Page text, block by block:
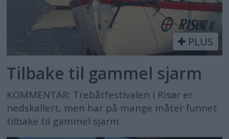
PLUS
Tilbake til gammel sjarm
KOMMENTAR: Trebåtfestivalen i Risør er
nedskallert, men har på mange måter funnet
tilbake til gammel sjarm.